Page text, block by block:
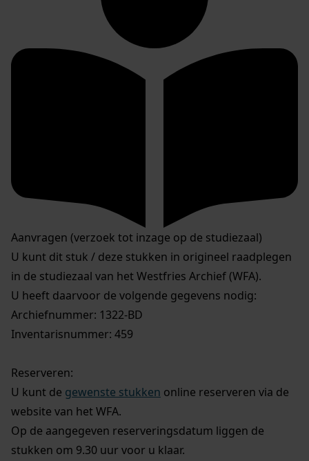
Aanvragen (verzoek tot inzage op de studiezaal)
U kunt dit stuk / deze stukken in origineel raadplegen
in de studiezaal van het Westfries Archief (WFA).
U heeft daarvoor de volgende gegevens nodig:
Archiefnummer: 1322-BD
Inventarisnummer: 459
Reserveren:
U kunt de gewenste stukken online reserveren via de
website van het WFA.
Op de aangegeven reserveringsdatum liggen de
stukken om 9.30 uur voor u klaar.